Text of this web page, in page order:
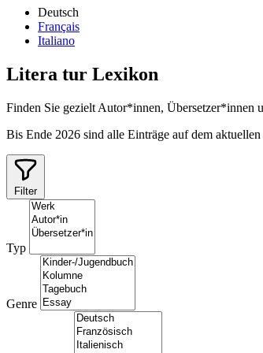
Deutsch
Français
Italiano
Litera tur Lexikon
Finden Sie gezielt Autor*innen, Übersetzer*innen
Bis Ende 2026 sind alle Einträge auf dem aktuellen
Filter
Typ
Genre